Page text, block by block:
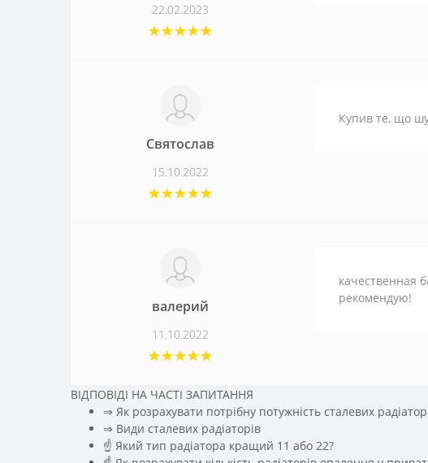
22.02.2023
Святослав
15.10.2022
Купив те, що
валерий
11.10.2022
качественная
рекомендую!
ВІДПОВІДІ НА ЧАСТІ ЗАПИТАННЯ
⇒ Як розрахувати потрібну потужність сталевих
️⇒ Види сталевих радіаторів
☝ Який тип радіатора кращий 11 або 22?